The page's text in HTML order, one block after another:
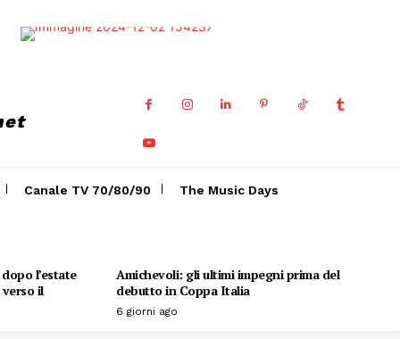
Canale TV 70/80/90 The Music Days
l’estate
il
Amichevoli: gli ultimi impegni prima del
debutto in Coppa Italia
6 giorni ago